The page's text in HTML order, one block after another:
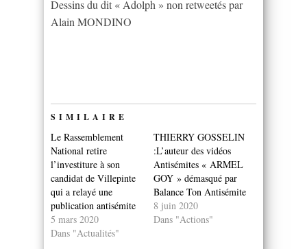
Dessins du dit « Adolph » non retweetés par
Alain MONDINO
SIMILAIRE
Le Rassemblement
National retire
l’investiture à son
candidat de Villepinte
qui a relayé une
publication antisémite
5 mars 2020
Dans "Actualités"
THIERRY GOSSELIN
:L’auteur des vidéos
Antisémites « ARMEL
GOY » démasqué par
Balance Ton Antisémite
8 juin 2020
Dans "Actions"